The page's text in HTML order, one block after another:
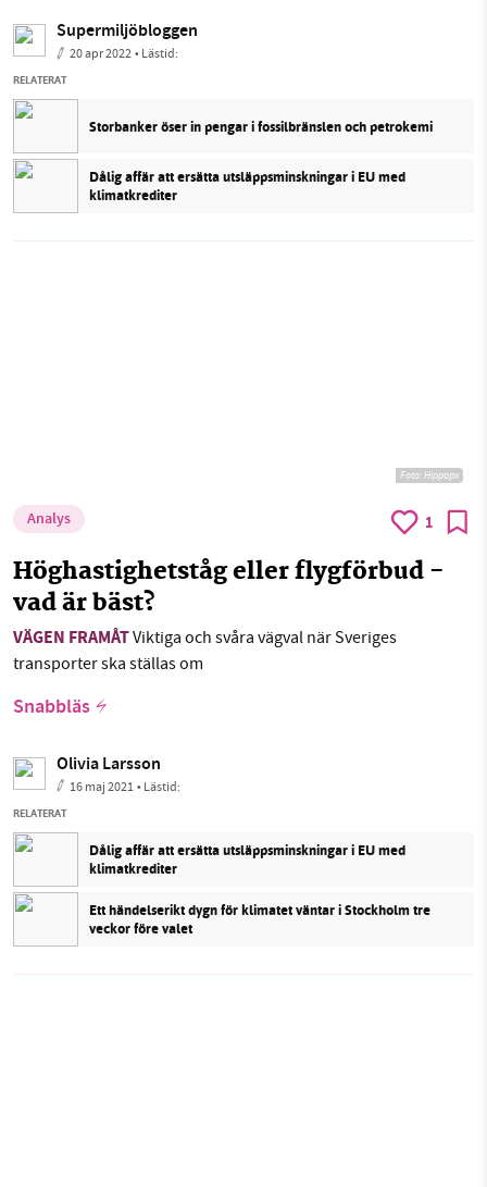
Supermiljöbloggen
20 apr 2022• Lästid:
RELATERAT
Storbanker öser in pengar i fossilbränslen och petrokemi
Dålig affär att ersätta utsläppsminskningar i EU med
klimatkrediter
Foto: Hippopx
Analys 1
Höghastighetståg eller flygförbud -
vad är bäst?
VÄGEN FRAMÅTViktiga och svåra vägval när Sveriges
transporter ska ställas om
Snabbläs
Olivia Larsson
16 maj 2021• Lästid:
RELATERAT
Dålig affär att ersätta utsläppsminskningar i EU med
klimatkrediter
Ett händelserikt dygn för klimatet väntar i Stockholm tre
veckor före valet